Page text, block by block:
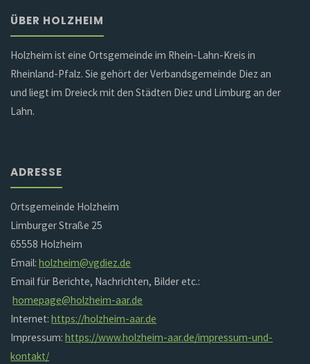
ÜBER HOLZHEIM
Holzheim ist eine Ortsgemeinde im Rhein-Lahn-Kreis in
Rheinland-Pfalz. Sie gehört der Verbandsgemeinde Diez an
und liegt im Dreieck mit den Städten Diez und Limburg an der
Lahn.
ADRESSE
Ortsgemeinde Holzheim
Limburger Straße 25
65558 Holzheim
Email:holzheim@vgdiez.de
Email für Berichte, Nachrichten, Bilder etc.:
homepage@holzheim-aar.de
Internet:https://holzheim-aar.de
Impressum:https://www.holzheim-aar.de/impressum-und-
kontakt/